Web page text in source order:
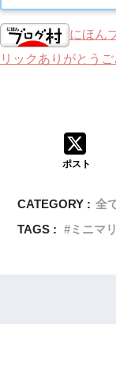
にほん
リックありがとうご
ポスト
CATEGORY : 全
TAGS :
ミニマ